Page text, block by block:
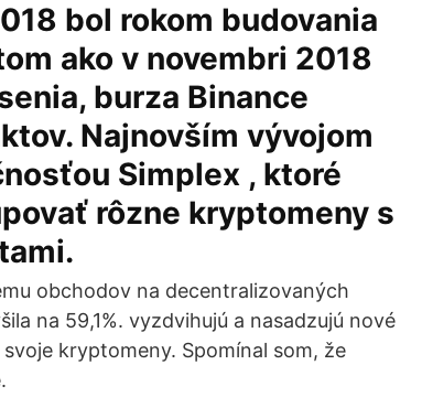
bol rokom budovania
ako v novembri 2018
burza Binance
Najnovším vývojom
Simplex , ktoré
rôzne kryptomeny s
obchodov na decentralizovaných
na 59,1%. vyzdvihujú a nasadzujú nové
kryptomeny. Spomínal som, že